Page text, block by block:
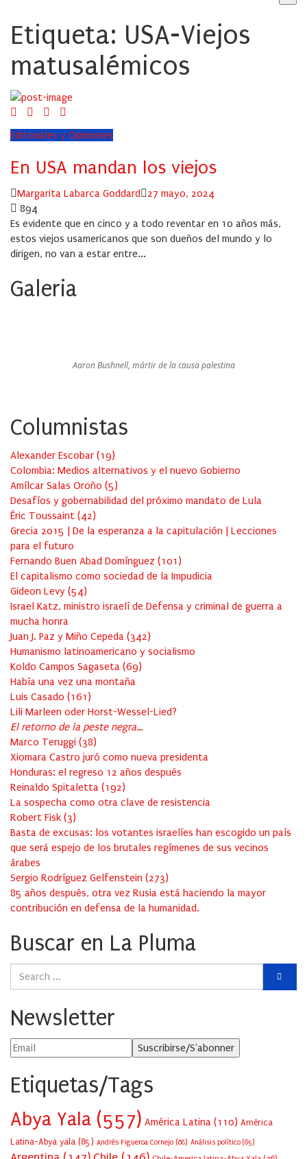
Etiqueta: USA-Viejos
matusalémicos
Editoriales y Opiniones
En USA mandan los viejos
Author
Margarita Labarca Goddard
Posted
27 mayo, 2024
894
Es evidente que en cinco y a todo reventar en 10 años más,
estos viejos usamericanos que son dueños del mundo y lo
dirigen, no van a estar entre...
Galeria
Aaron Bushnell, mártir de la causa palestina
Columnistas
Alexander Escobar (19)
Colombia: Medios alternativos y el nuevo Gobierno
Amílcar Salas Oroño (5)
Desafíos y gobernabilidad del próximo mandato de Lula
Éric Toussaint (42)
Grecia 2015 | De la esperanza a la capitulación | Lecciones
para el futuro
Fernando Buen Abad Domínguez (101 )
El capitalismo como sociedad de la Impudicia
Gideon Levy (54)
Israel Katz, ministro israelí de Defensa y criminal de guerra a
mucha honra
Juan J. Paz y Miño Cepeda (342)
Humanismo latinoamericano y socialismo
Koldo Campos Sagaseta (69)
Había una vez una montaña
Luis Casado (161 )
Lili Marleen oder Horst-Wessel-Lied?
El retorno de la peste negra…
Marco Teruggi (38)
Xiomara Castro juró como nueva presidenta
Honduras: el regreso 12 años después
Reinaldo Spitaletta (192)
La sospecha como otra clave de resistencia
Robert Fisk (3)
Basta de excusas: los votantes israelíes han escogido un país
que será espejo de los brutales regímenes de sus vecinos
árabes
Sergio Rodríguez Gelfenstein (273)
85 años después, otra vez Rusia está haciendo la mayor
contribución en defensa de la humanidad.
Buscar en La Pluma
Newsletter
Etiquetas/Tags
Abya Yala (557) América Latina (110) América
Latina-Abya yala (85) Andrés Figueroa Cornejo (68) Análisis político (65)